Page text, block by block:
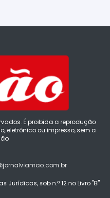
É proibida a reprodução
eletrônico ou impresso, sem a
Jurídicas, sob n.º 12 no Livro "B"